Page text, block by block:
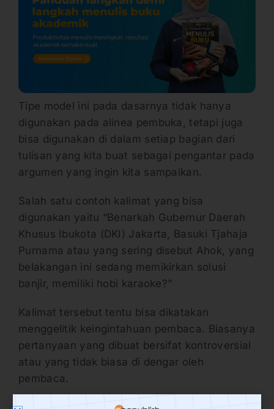
Tipe model ini pada dasarnya tidak hanya
digunakan pada alinea pembuka, tetapi juga
bisa digunakan di dalam setiap bagian dari
tulisan yang kita buat sebagai pengantar pada
argumen yang ingin kita sampaikan.
Salah satu contoh kalimat yang bisa
digunakan yaitu “Benarkah Gubernur Daerah
Khusus Ibukota (DKI) Jakarta, Basuki Tjahaja
Purnama atau yang sering disebut Ahok, yang
belakangan ini sedang memikirkan solusi
banjir, memiliki hobi karaoke?”
Kalimat tersebut tentu bisa dikatakan
menggelitik keingintahuan pembaca. Biasanya
pertanyaan yang dibuat bersifat kontroversial
atau yang tidak biasa di dengar oleh
pembaca.